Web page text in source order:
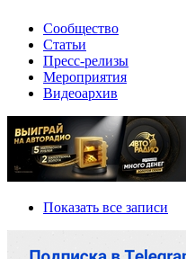
Сообщество
Статьи
Пресс-релизы
Мероприятия
Видеоархив
Показать все записи